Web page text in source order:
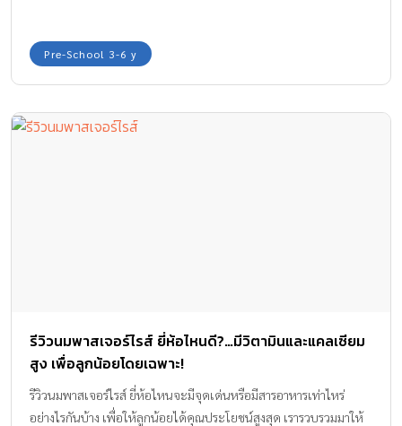
Pre-School 3-6 y
รีวิวนมพาสเจอร์ไรส์ ยี่ห้อไหนดี?…มีวิตามินและแคลเซียม
สูง เพื่อลูกน้อยโดยเฉพาะ!
รีวิวนมพาสเจอร์ไรส์ ยี่ห้อไหนจะมีจุดเด่นหรือมีสารอาหารเท่าไหร่
อย่างไรกันบ้าง เพื่อให้ลูกน้อยได้คุณประโยชน์สูงสุด เรารวบรวมมาให้